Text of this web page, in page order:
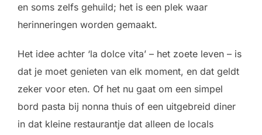
en soms zelfs gehuild; het is een plek waar
herinneringen worden gemaakt.
Het idee achter ‘la dolce vita’ – het zoete leven – is
dat je moet genieten van elk moment, en dat geldt
zeker voor eten. Of het nu gaat om een simpel
bord pasta bij nonna thuis of een uitgebreid diner
in dat kleine restaurantje dat alleen de locals